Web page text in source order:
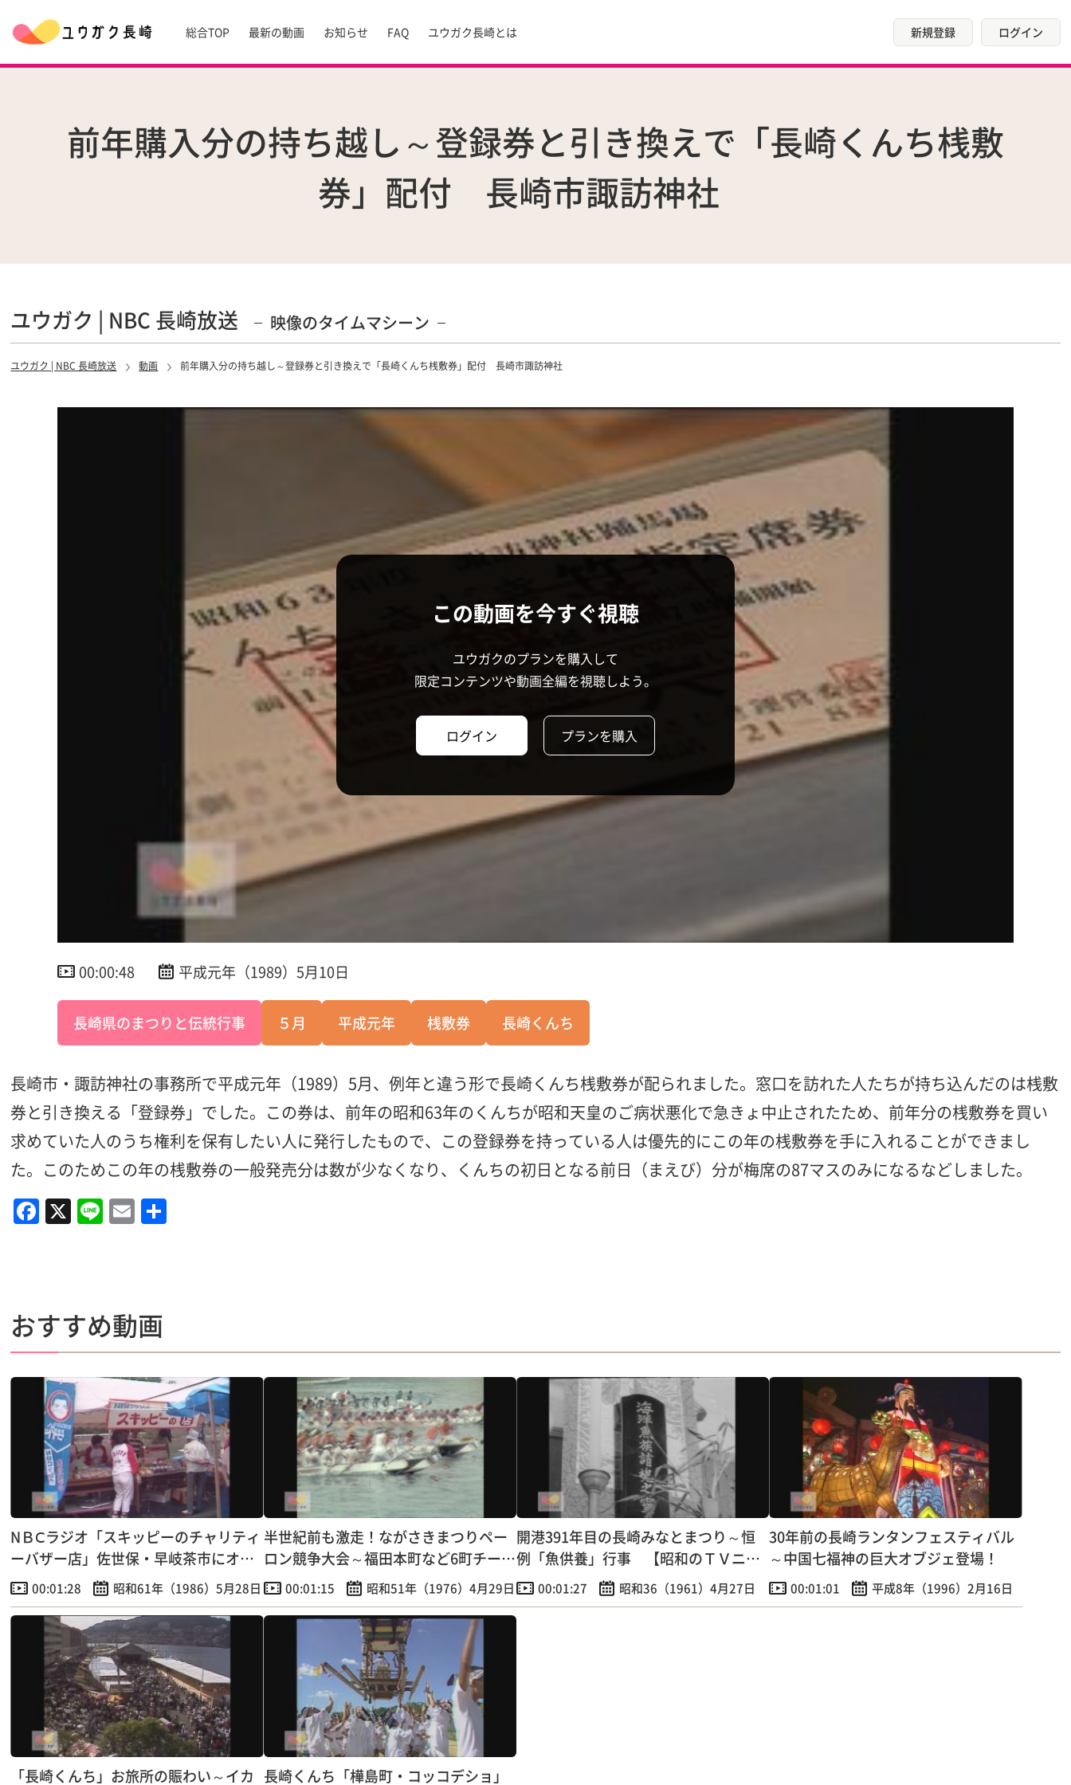
総合TOP 最新の動画 お知らせ FAQ ユウガク長崎とは 新規登録 ログイン
前年購入分の持ち越し～登録券と引き換えで「長崎くんち桟敷
券」配付 長崎市諏訪神社
ユウガク | NBC 長崎放送 映像のタイムマシーン
ユウガク | NBC 長崎放送 動画 前年購入分の持ち越し～登録券と引き換えで「長崎くんち桟敷券」配付 長崎市諏訪神社
この動画を今すぐ視聴
ユウガクのプランを購入して
限定コンテンツや動画全編を視聴しよう。
ログイン プランを購入
00:00:48 平成元年（1989）5月10日
長崎県のまつりと伝統行事 ５月 平成元年 桟敷券 長崎くんち
長崎市・諏訪神社の事務所で平成元年（1989）5月、例年と違う形で長崎くんち桟敷券が配られました。窓口を訪れた人たちが持ち込んだのは桟敷
券と引き換える「登録券」でした。この券は、前年の昭和63年のくんちが昭和天皇のご病状悪化で急きょ中止されたため、前年分の桟敷券を買い
求めていた人のうち権利を保有したい人に発行したもので、この登録券を持っている人は優先的にこの年の桟敷券を手に入れることができまし
た。このためこの年の桟敷券の一般発売分は数が少なくなり、くんちの初日となる前日（まえび）分が梅席の87マスのみになるなどしました。
F
a
b
o
o
k
X Li
n
E
m
おすすめ動画
NＢⅭラジオ「スキッピーのチャリティ
ーバザー店」佐世保・早岐茶市にオー
プン！00:01:28 昭和61年（1986）5月28日
半世紀前も激走！ながさきまつりペー
ロン競争大会～福田本町など6町チーム
出場00:01:15 昭和51年（1976）4月29日
開港391年目の長崎みなとまつり～恒
例「魚供養」行事 【昭和のＴＶニュ
ース】00:01:27 昭和36（1961）4月27日
30年前の長崎ランタンフェスティバル
～中国七福神の巨大オブジェ登場！
00:01:01 平成8年（1996）2月16日
「長崎くんち」お旅所の賑わい～イカ 長崎くんち「樺島町・コッコデショ」